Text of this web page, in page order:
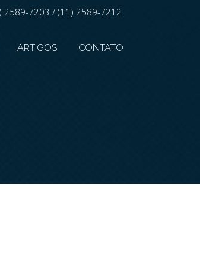
2589-7203 / (11) 2589-7212
ARTIGOS CONTATO